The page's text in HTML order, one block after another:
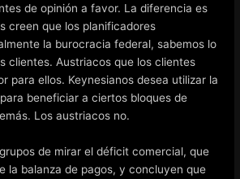
de opinión a favor. La diferencia es
creen que los planificadores
la burocracia federal, sabemos lo
clientes. Austriacos que los clientes
para ellos. Keynesianos desea utilizar la
beneficiar a ciertos bloques de
Los austriacos no.
de mirar el déficit comercial, que
la balanza de pagos, y concluyen que